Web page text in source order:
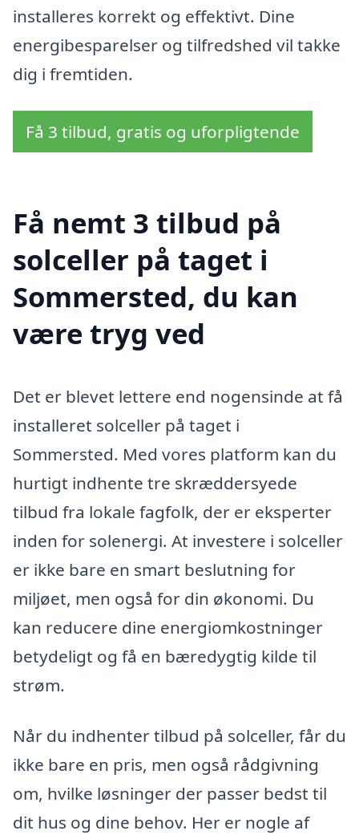
installeres korrekt og effektivt. Dine
energibesparelser og tilfredshed vil takke
dig i fremtiden.
Få 3 tilbud, gratis og uforpligtende
Få nemt 3 tilbud på
solceller på taget i
Sommersted, du kan
være tryg ved
Det er blevet lettere end nogensinde at få
installeret solceller på taget i
Sommersted. Med vores platform kan du
hurtigt indhente tre skræddersyede
tilbud fra lokale fagfolk, der er eksperter
inden for solenergi. At investere i solceller
er ikke bare en smart beslutning for
miljøet, men også for din økonomi. Du
kan reducere dine energiomkostninger
betydeligt og få en bæredygtig kilde til
strøm.
Når du indhenter tilbud på solceller, får du
ikke bare en pris, men også rådgivning
om, hvilke løsninger der passer bedst til
dit hus og dine behov. Her er nogle af